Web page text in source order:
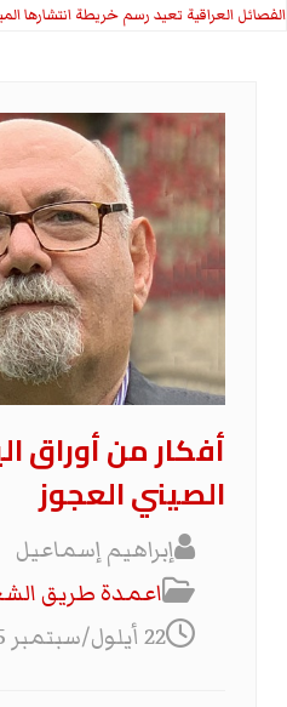
الفصائل العراقية تعيد رسم خريطة انتشارها
أفكار من أوراق
الصيني العجوز
إبراهيم إسماعيل
اعمدة طريق
22 أيلول/سبتمبر 2025